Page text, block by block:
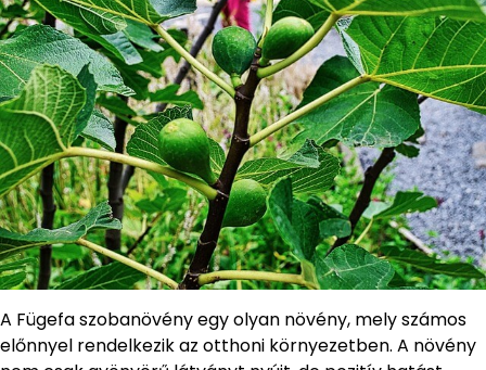
A Fügefa szobanövény egy olyan növény, mely számos
előnnyel rendelkezik az otthoni környezetben. A növény